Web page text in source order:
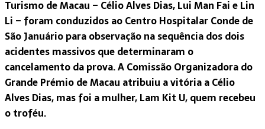
Turismo de Macau – Célio Alves Dias, Lui Man Fai e Lin
Li – foram conduzidos ao Centro Hospitalar Conde de
São Januário para observação na sequência dos dois
acidentes massivos que determinaram o
cancelamento da prova. A Comissão Organizadora do
Grande Prémio de Macau atribuiu a vitória a Célio
Alves Dias, mas foi a mulher, Lam Kit U, quem recebeu
o troféu.